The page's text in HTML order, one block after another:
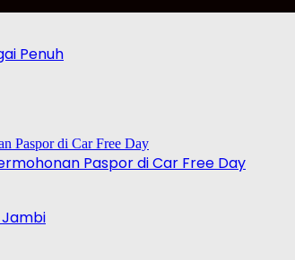
Penuh
Paspor di Car Free Day
Jambi